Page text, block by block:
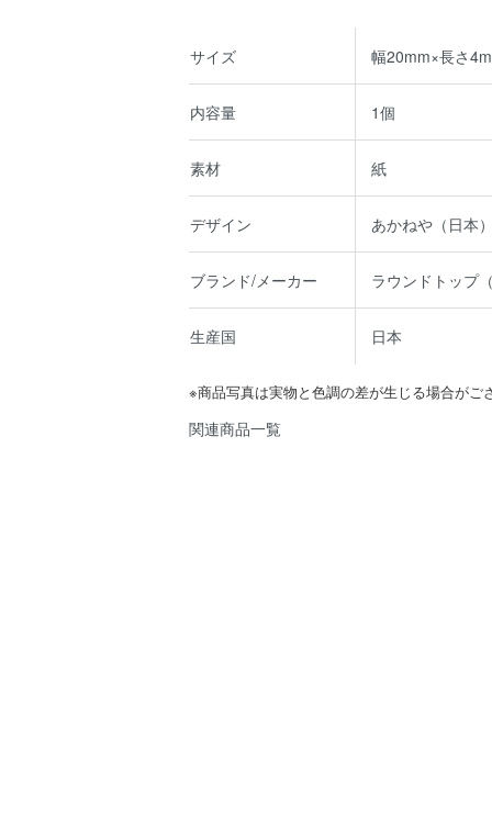
サイズ 幅20mm×長さ4m
内容量 1個
素材 紙
デザイン あかねや（日本）
ブランド/メーカー ラウンドトップ（
生産国 日本
※商品写真は実物と色調の差が生じる場合がご
関連商品一覧